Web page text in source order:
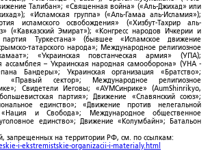
Талибан»; «Священная война» («Аль-Джихад» или
«Исламская группа» («Аль-Гамаа аль-Исламия»);
исламского освобождения» («Хизбут-Тахрир аль-
(«Кавказский Эмират»); «Конгресс народов Ичкерии и
партия Туркестана» (бывшее «Исламское движение
татарского народа»; Международное религиозное
«Украинская повстанческая армия» (УПА);
ассамблея – Украинская народная самооборона» (УНА -
Бандеры»; Украинская организация «Братство»;
«Правый сектор»; Международное религиозное
Свидетели Иеговы; «АУМСинрике» (AumShinrikyo,
партия»; Движение «Славянский союз»;
единство»; «Движение против нелегальной
и Свобода»; Международное общественное
единство»; Движение «Колумбайн»; Батальон
запрещенных на территории РФ, см. по ссылкам:
i-ekstremistskie-organizacii-i-materialy.html